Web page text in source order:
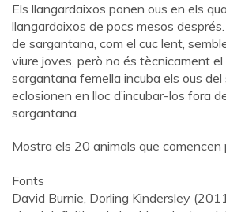
Els llangardaixos ponen ous en els
llangardaixos de pocs mesos
de sargantana, com el cuc lent,
viure joves, però no és tècnicament el
sargantana femella incuba els ous del
eclosionen en lloc d’incubar-los fora
sargantana.
Mostra els 20 animals que comencen
Fonts
David Burnie, Dorling Kindersley